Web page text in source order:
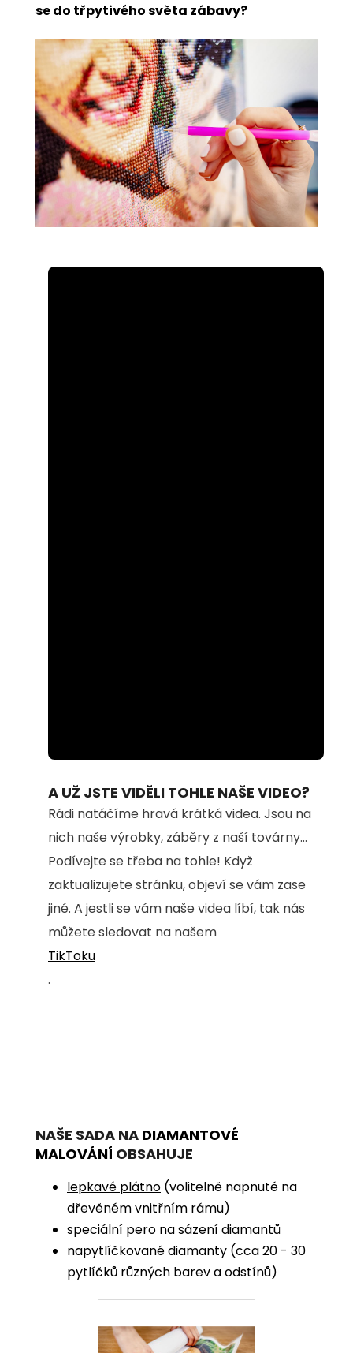
se do třpytivého světa zábavy?
100.00%
A UŽ JSTE VIDĚLI TOHLE NAŠE VIDEO?
Rádi natáčíme hravá krátká videa. Jsou na
nich naše výrobky, záběry z naší továrny...
Podívejte se třeba na tohle! Když
zaktualizujete stránku, objeví se vám zase
jiné. A jestli se vám naše videa líbí, tak nás
můžete sledovat na našem
TikToku
.
NAŠE SADA NA DIAMANTOVÉ
MALOVÁNÍ OBSAHUJE
lepkavé plátno (volitelně napnuté na
dřevěném vnitřním rámu)
speciální pero na sázení diamantů
napytlíčkované diamanty (cca 20 - 30
pytlíčků různých barev a odstínů)